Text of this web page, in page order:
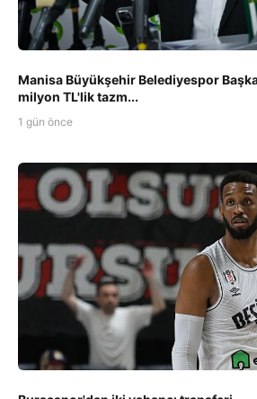
Manisa Büyükşehir Belediyespor
milyon TL'lik tazm...
1 gün önce